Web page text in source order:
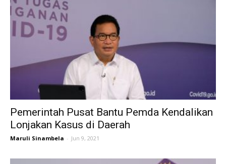
Pemerintah Pusat Bantu Pemda Kendalikan
Lonjakan Kasus di Daerah
Maruli Sinambela - Jun 9, 2021